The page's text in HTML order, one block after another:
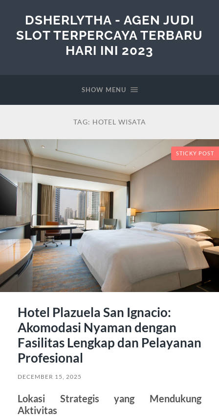
DSHERLYTHA - AGEN JUDI
SLOT TERPERCAYA TERBARU
HARI INI 2023
SHOW MENU
TAG: HOTEL WISATA
STICKY POST
Hotel Plazuela San Ignacio:
Akomodasi Nyaman dengan
Fasilitas Lengkap dan Pelayanan
Profesional
DECEMBER 15, 2025
Lokasi Strategis yang Mendukung
Aktivitas